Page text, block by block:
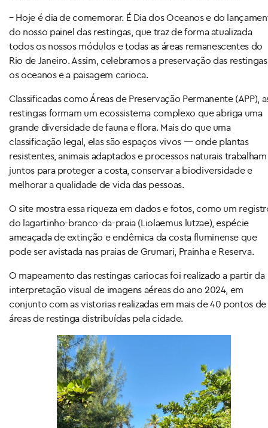
– Hoje é dia de comemorar. É Dia dos Oceanos e do
do nosso painel das restingas, que traz de forma atualizada
todos os nossos módulos e todas as áreas remanescentes do
Rio de Janeiro. Assim, celebramos a preservação das
os oceanos e a paisagem carioca.
Classificadas como Áreas de Preservação Permanente (APP),
restingas formam um ecossistema complexo que abriga uma
grande diversidade de fauna e flora. Mais do que uma
classificação legal, elas são espaços vivos — onde plantas
resistentes, animais adaptados e processos naturais trabalham
juntos para proteger a costa, conservar a biodiversidade e
melhorar a qualidade de vida das pessoas.
O site mostra essa riqueza em dados e fotos, como um
do lagartinho-branco-da-praia (Liolaemus lutzae), espécie
ameaçada de extinção e endêmica da costa fluminense que
pode ser avistada nas praias de Grumari, Prainha e Reserva.
O mapeamento das restingas cariocas foi realizado a partir da
interpretação visual de imagens aéreas do ano 2024, em
conjunto com as vistorias realizadas em mais de 40 pontos de
áreas de restinga distribuídas pela cidade.